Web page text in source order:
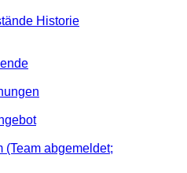
Historie
(Team abgemeldet;